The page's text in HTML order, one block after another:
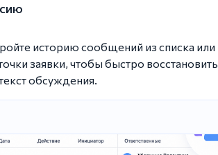
историю сообщений из списка или
заявки, чтобы быстро восстановить
обсуждения.